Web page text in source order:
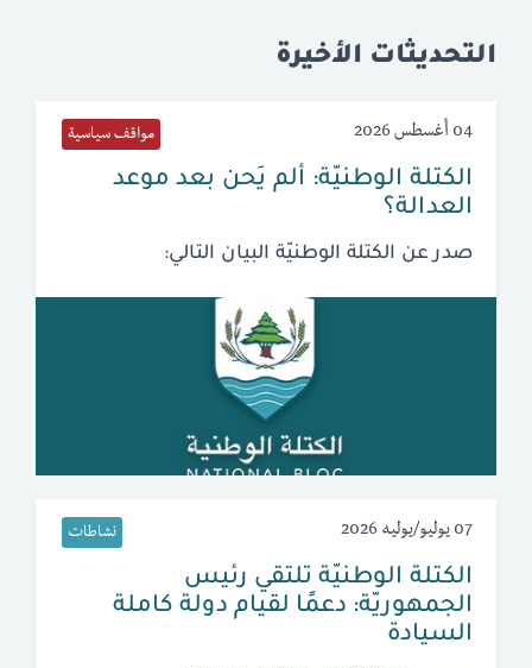
التحديثات الأخيرة
04 أغسطس 2026 مواقف سياسية
الكتلة الوطنيّة: ألم يَحن بعد موعد
العدالة؟
صدر عن الكتلة الوطنيّة البيان التالي:
07 يوليو/يوليه 2026 نشاطات
الكتلة الوطنيّة تلتقي رئيس
الجمهوريّة: دعمًا لقيام دولة كاملة
السيادة